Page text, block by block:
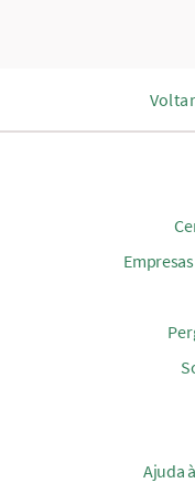
Ajuda